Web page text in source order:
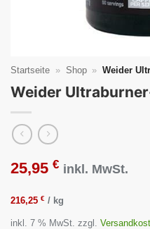
Startseite » Shop » Weider
Weider
25,95 € inkl. MwSt.
216,25 € / kg
inkl. 7 % MwSt. zzgl.